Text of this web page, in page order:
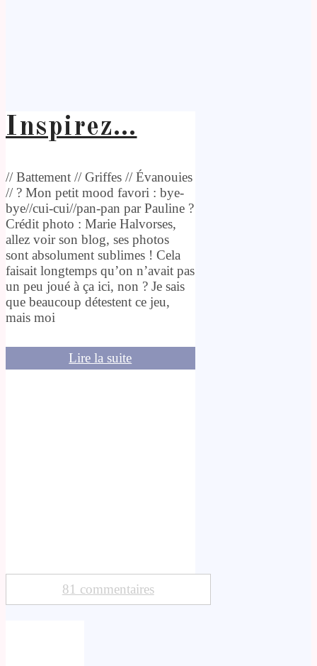
Inspirez…
// Battement // Griffes // Évanouies
// ? Mon petit mood favori : bye-
bye//cui-cui//pan-pan par Pauline ?
Crédit photo : Marie Halvorses,
allez voir son blog, ses photos
sont absolument sublimes ! Cela
faisait longtemps qu’on n’avait pas
un peu joué à ça ici, non ? Je sais
que beaucoup détestent ce jeu,
mais moi
Lire la suite
81 commentaires